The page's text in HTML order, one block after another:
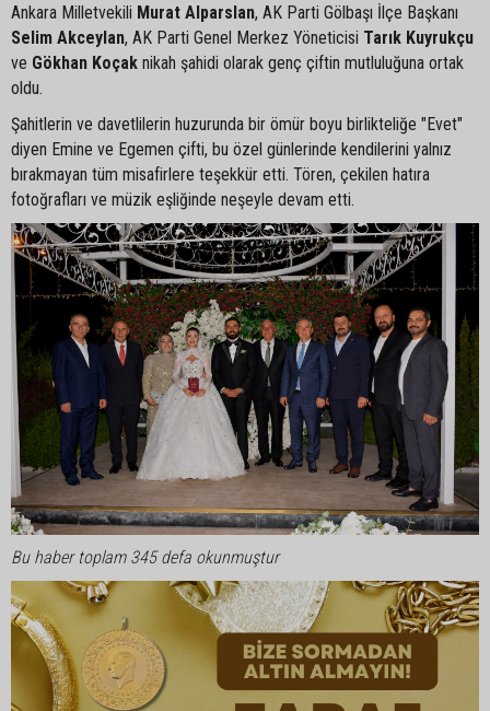
Ankara Milletvekili Murat Alparslan, AK Parti Gölbaşı İlçe Başkanı
Selim Akceylan, AK Parti Genel Merkez Yöneticisi Tarık Kuyrukçu
ve Gökhan Koçak nikah şahidi olarak genç çiftin mutluluğuna ortak
oldu.
Şahitlerin ve davetlilerin huzurunda bir ömür boyu birlikteliğe "Evet"
diyen Emine ve Egemen çifti, bu özel günlerinde kendilerini yalnız
bırakmayan tüm misafirlere teşekkür etti. Tören, çekilen hatıra
fotoğrafları ve müzik eşliğinde neşeyle devam etti.
Bu haber toplam 345 defa okunmuştur